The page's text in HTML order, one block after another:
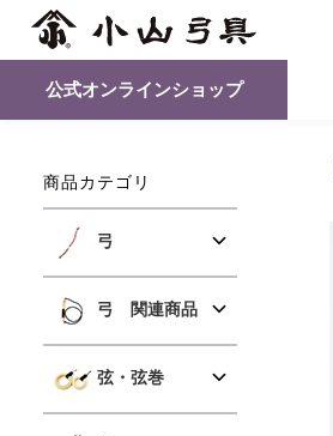
公式オンラインショップ
商品カテゴリ
弓
弓 関連商品
弦・弦巻